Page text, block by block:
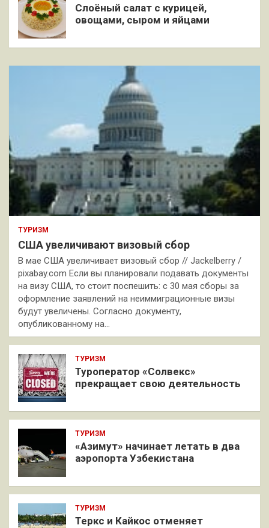
Слоёный салат с курицей,
овощами, сыром и яйцами
ТУРИЗМ
США увеличивают визовый сбор
В мае США увеличивает визовый сбор // Jackelberry /
pixabay.com Если вы планировали подавать документы
на визу США, то стоит поспешить: с 30 мая сборы за
оформление заявлений на неиммиграционные визы
будут увеличены. Согласно документу,
опубликованному на…
ТУРИЗМ
Туроператор «Солвекс»
прекращает свою деятельность
ТУРИЗМ
«Азимут» начинает летать в два
аэропорта Узбекистана
ТУРИЗМ
Теркс и Кайкос отменяет